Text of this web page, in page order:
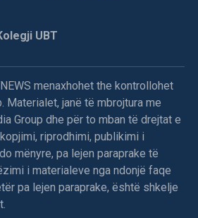
UBT
menaxhohet the kontrollohet
Materialet, janë të mbrojtura me
Group dhe për to mban të drejtat e
riprodhimi, publikimi i
mënyre, pa lejen paraprake të
i materialeve nga ndonjë faqe
pa lejen paraprake, është shkelje